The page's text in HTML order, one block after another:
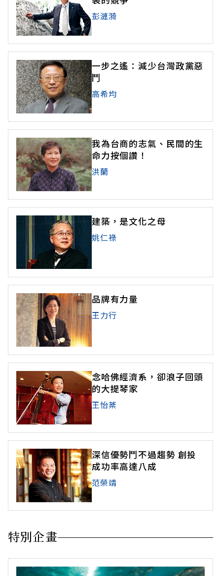
彭漣漪
一步之遙：減少台灣政黨惡
鬥
高希均
我為台商的志氣、民間的生
命力按個讚！
洪蘭
建築，是文化之母
姚仁祿
品牌有力量
王力行
念哈佛經濟系，卻浪子回頭
的大提琴家
王怡棻
深信優勢鬥不過趨勢 創投
成功率高達八成
范榮靖
特別企畫